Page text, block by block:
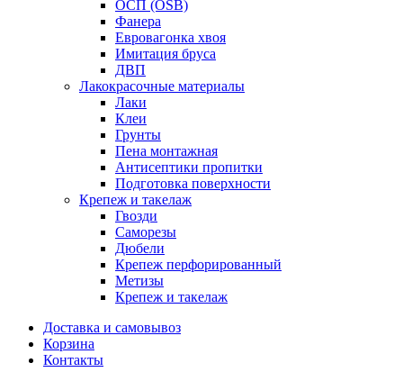
ОСП (OSB)
Фанера
Евровагонка хвоя
Имитация бруса
ДВП
Лакокрасочные материалы
Лаки
Клеи
Грунты
Пена монтажная
Антисептики пропитки
Подготовка поверхности
Крепеж и такелаж
Гвозди
Саморезы
Дюбели
Крепеж перфорированный
Метизы
Крепеж и такелаж
Доставка и самовывоз
Корзина
Контакты